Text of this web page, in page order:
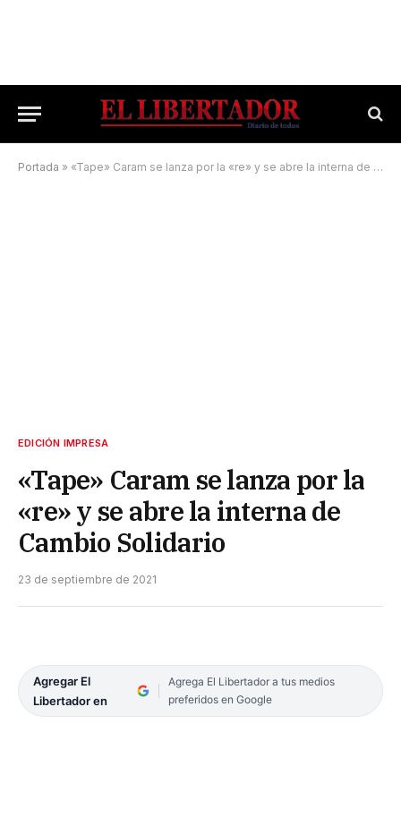
Portada » «Tape» Caram se lanza por la «re» y se abre la interna de Cambio Solidario
EDICIÓN IMPRESA
«Tape» Caram se lanza por la
«re» y se abre la interna de
Cambio Solidario
23 de septiembre de 2021
Agregar El
Libertador en
Agrega El Libertador a tus medios
preferidos en Google